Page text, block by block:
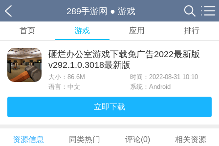
289手游网 ● 游戏
首页 游戏 应用 排行
砸烂办公室游戏下载免广告2022最新版
v292.1.0.3018最新版
大小： 86.6M
时间：2022-08-31 10:10
语言：中文
系统：Android
立即下载
资源信息 同类热门 评论(0) 相关资源